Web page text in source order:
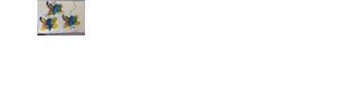
POLYTECHNICKÉ ČINNOSTI